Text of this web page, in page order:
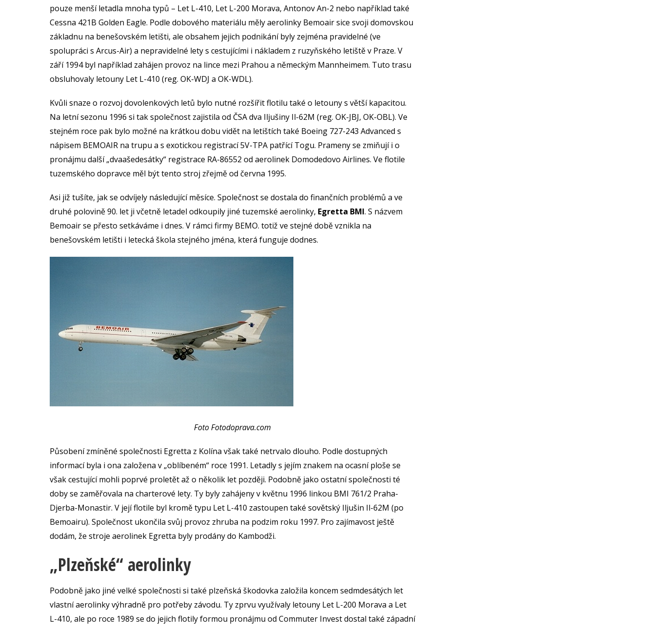
pouze menší letadla mnoha typů – Let L-410, Let L-200 Morava, Antonov An-2 nebo například také
Cessna 421B Golden Eagle. Podle dobového materiálu měly aerolinky Bemoair sice svoji domovskou
základnu na benešovském letišti, ale obsahem jejich podnikání byly zejména pravidelné (ve
spolupráci s Arcus-Air) a nepravidelné lety s cestujícími i nákladem z ruzyňského letiště v Praze. V
září 1994 byl například zahájen provoz na lince mezi Prahou a německým Mannheimem. Tuto trasu
obsluhovaly letouny Let L-410 (reg. OK-WDJ a OK-WDL).
Kvůli snaze o rozvoj dovolenkových letů bylo nutné rozšířit flotilu také o letouny s větší kapacitou.
Na letní sezonu 1996 si tak společnost zajistila od ČSA dva Iljušiny Il-62M (reg. OK-JBJ, OK-OBL). Ve
stejném roce pak bylo možné na krátkou dobu vidět na letištích také Boeing 727-243 Advanced s
nápisem BEMOAIR na trupu a s exotickou registrací 5V-TPA patřící Togu. Prameny se zmiňují i o
pronájmu další „dvaašedesátky“ registrace RA-86552 od aerolinek Domodedovo Airlines. Ve flotile
tuzemského dopravce měl být tento stroj zřejmě od června 1995.
Asi již tušíte, jak se odvíjely následující měsíce. Společnost se dostala do finančních problémů a ve
druhé polovině 90. let ji včetně letadel odkoupily jiné tuzemské aerolinky, Egretta BMI. S názvem
Bemoair se přesto setkáváme i dnes. V rámci firmy BEMO. totiž ve stejné době vznikla na
benešovském letišti i letecká škola stejného jména, která funguje dodnes.
Foto Fotodoprava.com
Působení zmíněné společnosti Egretta z Kolína však také netrvalo dlouho. Podle dostupných
informací byla i ona založena v „oblíbeném“ roce 1991. Letadly s jejím znakem na ocasní ploše se
však cestující mohli poprvé proletět až o několik let později. Podobně jako ostatní společnosti té
doby se zaměřovala na charterové lety. Ty byly zahájeny v květnu 1996 linkou BMI 761/2 Praha-
Djerba-Monastir. V její flotile byl kromě typu Let L-410 zastoupen také sovětský Iljušin Il-62M (po
Bemoairu). Společnost ukončila svůj provoz zhruba na podzim roku 1997. Pro zajímavost ještě
dodám, že stroje aerolinek Egretta byly prodány do Kambodži.
„Plzeňské“ aerolinky
Podobně jako jiné velké společnosti si také plzeňská škodovka založila koncem sedmdesátých let
vlastní aerolinky výhradně pro potřeby závodu. Ty zprvu využívaly letouny Let L-200 Morava a Let
L-410, ale po roce 1989 se do jejich flotily formou pronájmu od Commuter Invest dostal také západní